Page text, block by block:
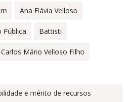
Ana Flávia Velloso
Pública Battisti
Carlos Mário Velloso Filho
e mérito de recursos